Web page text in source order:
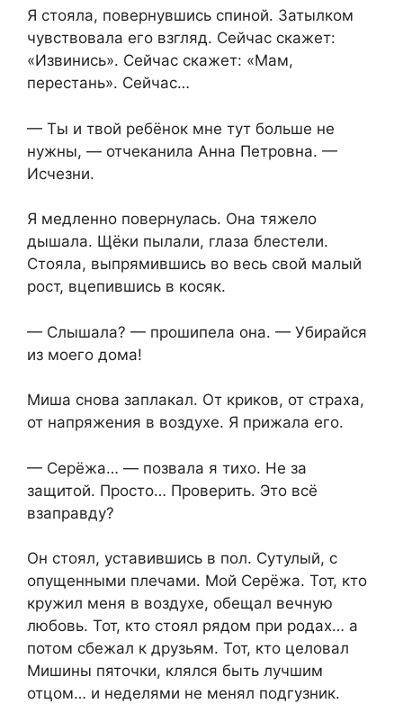
Я стояла, повернувшись спиной. Затылком
чувствовала его взгляд. Сейчас скажет:
«Извинись». Сейчас скажет: «Мам,
перестань». Сейчас…
— Ты и твой ребёнок мне тут больше не
нужны, — отчеканила Анна Петровна. —
Исчезни.
Я медленно повернулась. Она тяжело
дышала. Щёки пылали, глаза блестели.
Стояла, выпрямившись во весь свой малый
рост, вцепившись в косяк.
— Слышала? — прошипела она. — Убирайся
из моего дома!
Миша снова заплакал. От криков, от страха,
от напряжения в воздухе. Я прижала его.
— Серёжа… — позвала я тихо. Не за
защитой. Просто… Проверить. Это всё
взаправду?
Он стоял, уставившись в пол. Сутулый, с
опущенными плечами. Мой Серёжа. Тот, кто
кружил меня в воздухе, обещал вечную
любовь. Тот, кто стоял рядом при родах… а
потом сбежал к друзьям. Тот, кто целовал
Мишины пяточки, клялся быть лучшим
отцом… и неделями не менял подгузник.